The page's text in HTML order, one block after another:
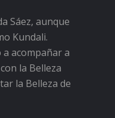
Sáez, aunque
Kundali.
a acompañar a
la Belleza
la Belleza de